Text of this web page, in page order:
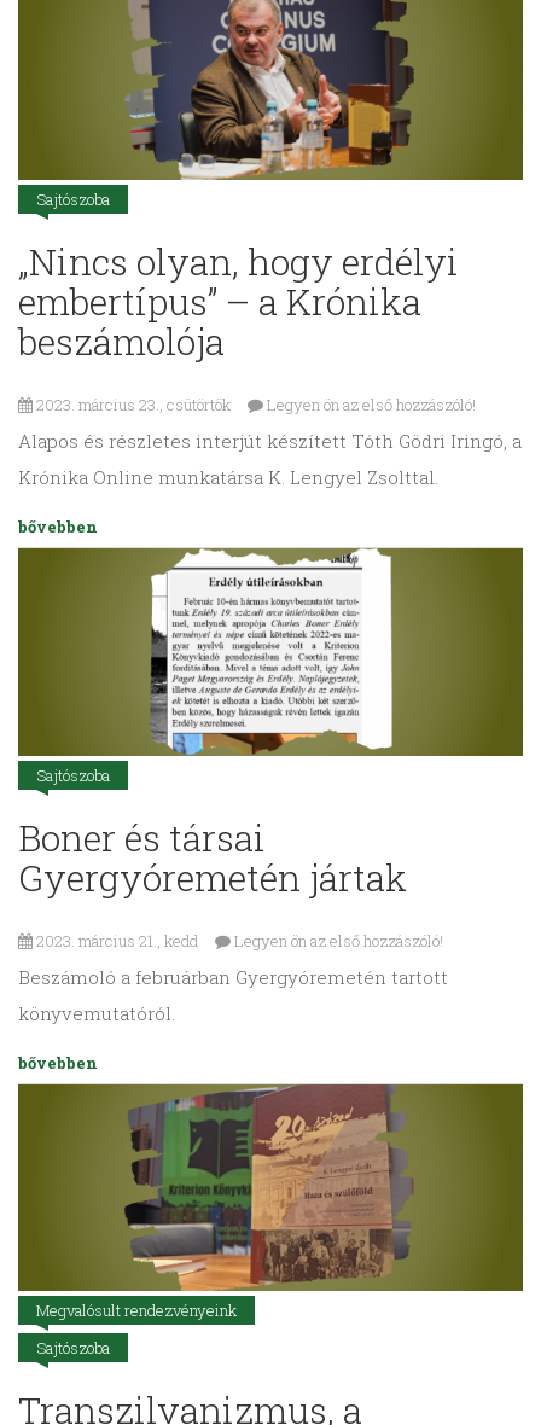
Sajtószoba
„Nincs olyan, hogy erdélyi
embertípus” – a Krónika
beszámolója
2023. március 23., csütörtök Legyen ön az első hozzászóló!
Alapos és részletes interjút készített Tóth Gödri Iringó, a
Krónika Online munkatársa K. Lengyel Zsolttal.
bővebben
Sajtószoba
Boner és társai
Gyergyóremetén jártak
2023. március 21., kedd Legyen ön az első hozzászóló!
Beszámoló a februárban Gyergyóremetén tartott
könyvemutatóról.
bővebben
Megvalósult rendezvényeink
Sajtószoba
Transzilvanizmus, a